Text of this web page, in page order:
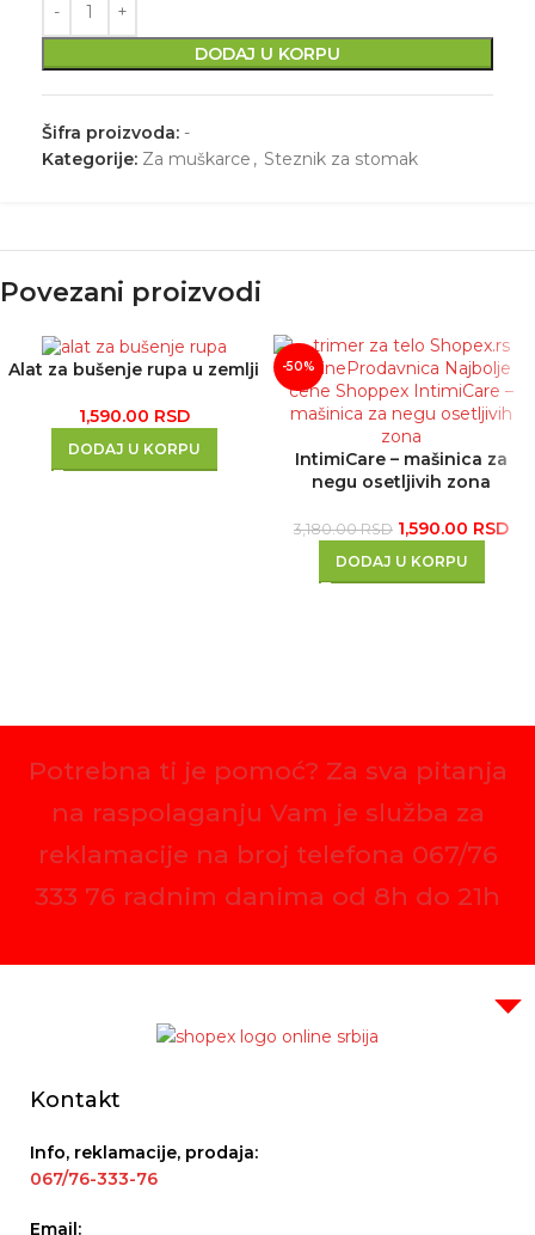
DODAJ U KORPU
Šifra proizvoda: -
Kategorije: Za muškarce , Steznik za stomak
Povezani proizvodi
Alat za bušenje rupa u zemlji
1,590.00 RSD
DODAJ U KORPU
-50%
IntimiCare – mašinica za
negu osetljivih zona
3,180.00RSD 1,590.00 RSD
DODAJ U KORPU
Potrebna ti je pomoć? Za sva pitanja
na raspolaganju Vam je služba za
reklamacije na broj telefona 067/76
333 76 radnim danima od 8h do 21h
Kontakt
Info, reklamacije, prodaja:
067/76-333-76
Email: